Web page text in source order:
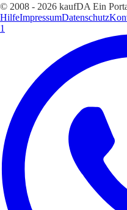
© 2008 - 2026 kaufDA Ein
HilfeImpressumDatenschutz
1